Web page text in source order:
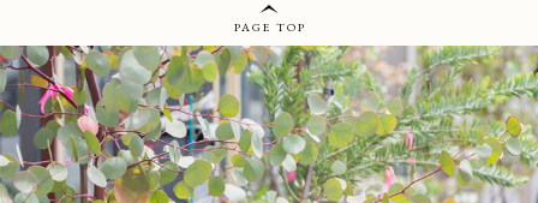
PAGE TOP